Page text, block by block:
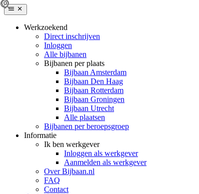
Werkzoekend
Direct inschrijven
Inloggen
Alle bijbanen
Bijbanen per plaats
Bijbaan Amsterdam
Bijbaan Den Haag
Bijbaan Rotterdam
Bijbaan Groningen
Bijbaan Utrecht
Alle plaatsen
Bijbanen per beroepsgroep
Informatie
Ik ben werkgever
Inloggen als werkgever
Aanmelden als werkgever
Over Bijbaan.nl
FAQ
Contact